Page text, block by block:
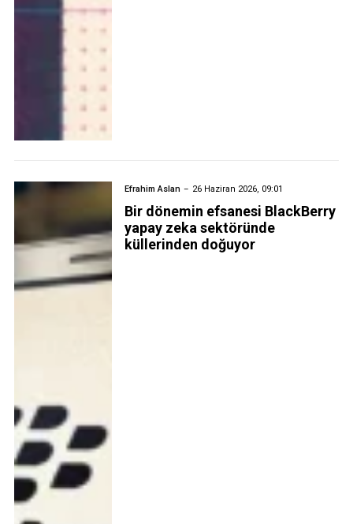
Efrahim Aslan 26 Haziran 2026, 09:01
Bir dönemin efsanesi BlackBerry
yapay zeka sektöründe
küllerinden doğuyor